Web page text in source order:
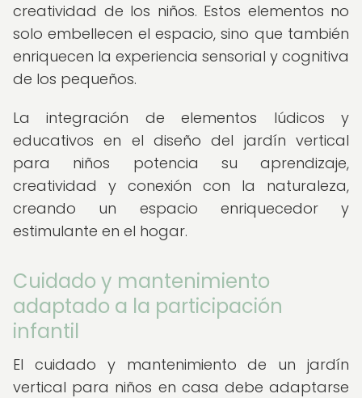
creatividad de los niños. Estos elementos no
solo embellecen el espacio, sino que también
enriquecen la experiencia sensorial y cognitiva
de los pequeños.
La integración de elementos lúdicos y
educativos en el diseño del jardín vertical
para niños potencia su aprendizaje,
creatividad y conexión con la naturaleza,
creando un espacio enriquecedor y
estimulante en el hogar.
Cuidado y mantenimiento
adaptado a la participación
infantil
El cuidado y mantenimiento de un jardín
vertical para niños en casa debe adaptarse